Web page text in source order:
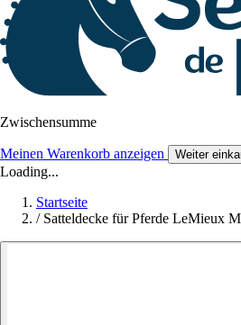
Zwischensumme
Meinen Warenkorb anzeigen Weiter
Loading...
Startseite
/ Satteldecke für Pferde LeMieux